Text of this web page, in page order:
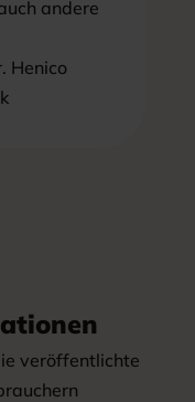
andere
Henico
veröffentlichte